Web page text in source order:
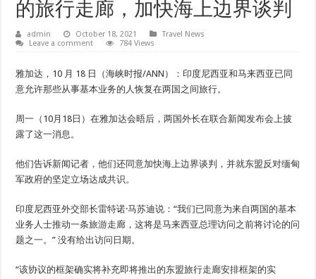
的旅行走廊，加快海上边界谈判
admin October 18, 2021
Travel News
Leave a comment
784 Views
雅加达，10 月 18 日（海峡时报/ANN）：印度尼西亚和马来西亚已同
意允许那些从事基本业务的人恢复在两国之间旅行。
周一（10月18日）在雅加达会晤后，两国外长在联合新闻发布会上披
露了这一消息。
他们告诉新闻记者，他们还同意加快海上边界谈判，并就东盟反对缅甸
军政府的坚定立场达成共识。
印度尼西亚外交部长雷特诺·马苏迪说：“我们已同意为来自两国的基本
业务人士推动一条旅游走廊，这将是马来西亚总理访问之前将讨论的问
题之一。” 没有给出访问日期。
“该协议的框架确实将补充即将推出的东盟旅行走廊安排框架的实